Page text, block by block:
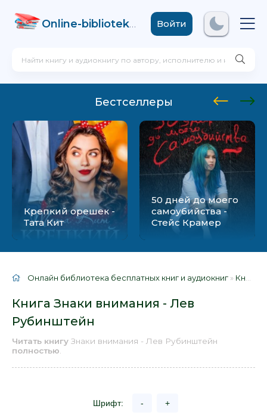
Online-biblioteka .comВойти
Бестселлеры
Крепкий орешек -
Тата Кит
50 дней до моего
самоубийства -
Стейс Крамер
Онлайн библиотека бесплатных книг и аудиокниг » Книги
Книга Знаки внимания - Лев
Рубинштейн
Читать книгу Знаки внимания - Лев Рубинштейн
полностью
Шрифт: - +